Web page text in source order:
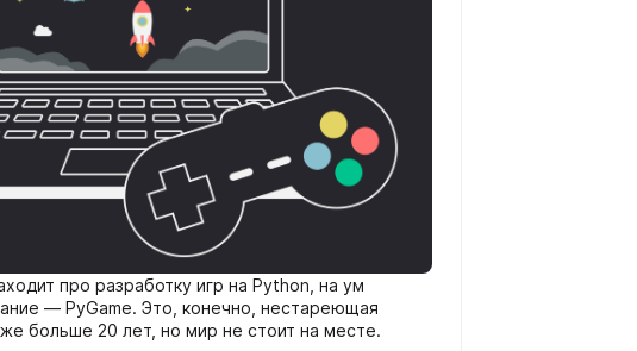
про разработку игр на Python, на ум
— PyGame. Это, конечно, нестареющая
больше 20 лет, но мир не стоит на месте.